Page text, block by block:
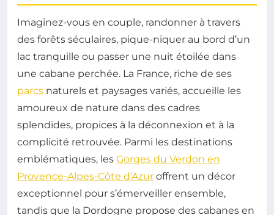
Imaginez-vous en couple, randonner à travers
des forêts séculaires, pique-niquer au bord d’un
lac tranquille ou passer une nuit étoilée dans
une cabane perchée. La France, riche de ses
parcs naturels et paysages variés, accueille les
amoureux de nature dans des cadres
splendides, propices à la déconnexion et à la
complicité retrouvée. Parmi les destinations
emblématiques, les Gorges du Verdon en
Provence-Alpes-Côte d’Azur offrent un décor
exceptionnel pour s’émerveiller ensemble,
tandis que la Dordogne propose des cabanes en